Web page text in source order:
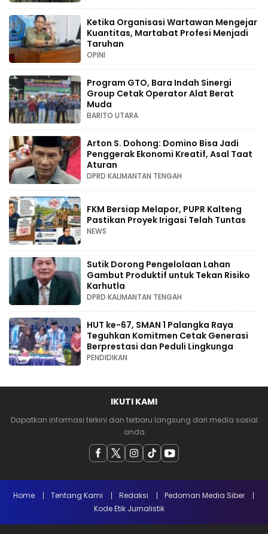
Ketika Organisasi Wartawan Mengejar
Kuantitas, Martabat Profesi Menjadi
Taruhan
OPINI
Program GTO, Bara Indah Sinergi
Group Cetak Operator Alat Berat
Muda
BARITO UTARA
Arton S. Dohong: Domino Bisa Jadi
Penggerak Ekonomi Kreatif, Asal Taat
Aturan
DPRD KALIMANTAN TENGAH
FKM Bersiap Melapor, PUPR Kalteng
Pastikan Proyek Irigasi Telah Tuntas
NEWS
Sutik Dorong Pengelolaan Lahan
Gambut Produktif untuk Tekan Risiko
Karhutla
DPRD KALIMANTAN TENGAH
HUT ke-67, SMAN 1 Palangka Raya
Teguhkan Komitmen Cetak Generasi
Berprestasi dan Peduli Lingkunga
PENDIDIKAN
IKUTI KAMI
Dapatkan informasi terkini dan terbaru langsung dari media sosial
anda
Home Tentang Kami Redaksi
Pedoman Media Siber
Kode Etik Jurnalistik